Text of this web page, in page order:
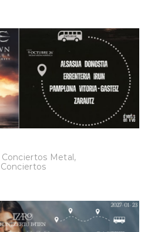
Conciertos Metal,
Conciertos